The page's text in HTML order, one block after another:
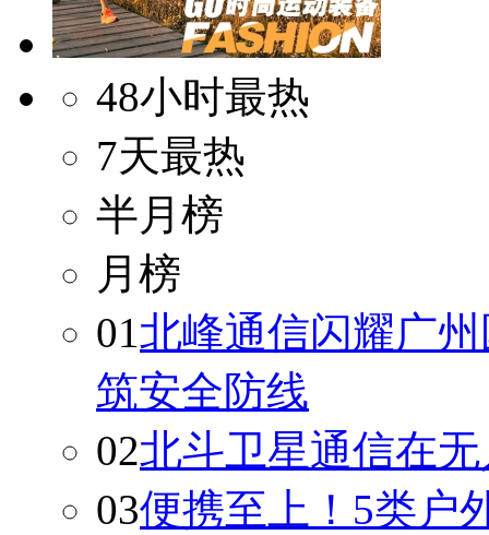
48小时最热
7天最热
半月榜
月榜
01北峰通信闪耀广
筑安全防线
02北斗卫星通信在
03便携至上！5类户